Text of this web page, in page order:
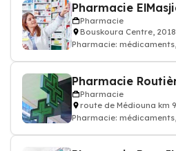
Pharmacie
Pharmacie
Bouskoura Centre,
Pharmacie:
Pharmacie
Pharmacie
route de Médiouna km
Pharmacie: